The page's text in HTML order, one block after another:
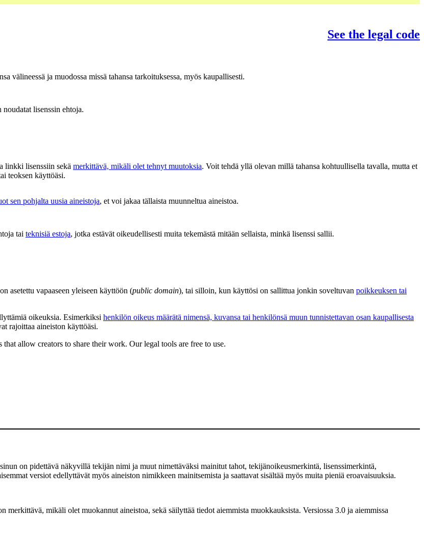
See the legal code
välineessä ja muodossa missä tahansa tarkoituksessa, myös kaupallisesti.
lisenssin ehtoja.
linkki lisenssiin sekä merkittävä, mikäli olet tehnyt muutoksia. Voit tehdä yllä olevan millä tahansa kohtuullisella tavalla, mutta et
teoksen käyttöäsi.
sen pohjalta uusia aineistoja, et voi jakaa tällaista muunneltua aineistoa.
tai teknisiä estoja, jotka estävät oikeudellisesti muita tekemästä mitään sellaista, minkä lisenssi sallii.
asetettu vapaaseen yleiseen käyttöön (public domain), tai silloin, kun käyttösi on sallittua jonkin soveltuvan poikkeuksen tai
oikeuksia. Esimerkiksi henkilön oikeus määrätä nimensä, kuvansa tai henkilönsä muun tunnistettavan osan kaupallisesta
rajoittaa aineiston käyttöäsi.
allow creators to share their work. Our legal tools are free to use.
on pidettävä näkyvillä tekijän nimi ja muut nimettäväksi mainitut tahot, tekijänoikeusmerkintä, lisenssimerkintä,
versiot edellyttävät myös aineiston nimikkeen mainitsemista ja saattavat sisältää myös muita pieniä eroavaisuuksia.
merkittävä, mikäli olet muokannut aineistoa, sekä säilyttää tiedot aiemmista muokkauksista. Versiossa 3.0 ja aiemmissa